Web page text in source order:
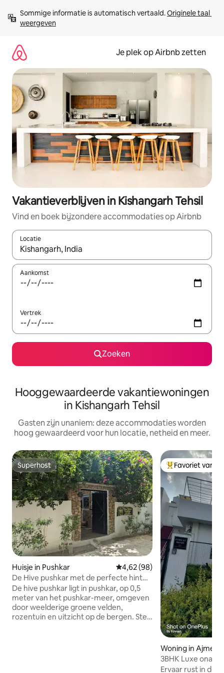
direct
naar
Sommige informatie is automatisch vertaald. Originele taal
weergeven
Je plek op Airbnb zetten
Vakantieverblijven in Kishangarh Tehsil
Vind en boek bijzondere accommodaties op Airbnb
Locatie
Wanneer er resultaten beschikbaar zijn, maak je een keuze
Aankomst
Vertrek
Zoeken
Hooggewaardeerde vakantiewoningen
in Kishangarh Tehsil
Gasten zijn unaniem: deze accommodaties worden
hoog gewaardeerd voor hun locatie, netheid en meer.
Superhost
Superhost
Huisje in Pushkar Gemiddelde beoordeling van
4,62 (98)
De Hive pushkar met de perfecte hint
van de natuur🌿
De hive pushkar ligt in pushkar, op 0,5
meter van het pushkar-meer, omgeven
door weelderige groene velden,
rozentuin en uitzicht op de bergen. Stel
Topfavoriet van
Favoriet van
Woning in Ajmer
3BHK Luxe
Ervaar rust in